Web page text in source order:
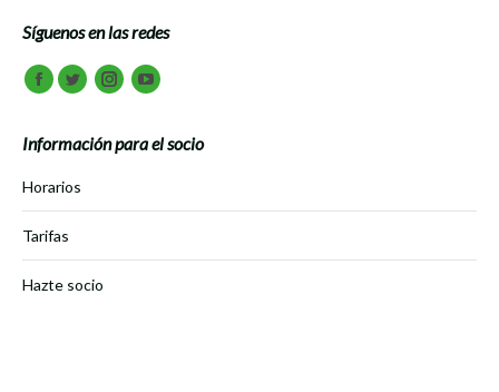
Síguenos en las redes
Encuéntranos en:
Facebook
TwitterInstagramYoutube
Información para el socio
Horarios
Tarifas
Hazte socio